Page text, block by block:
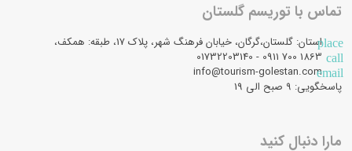
تماس با توریسم گلستان
placeاستان: گلستان،گرگان، خیابان فرهنگ شهر، پلاک 17، طبقه: همکف،
call
email
info@tourism-golestan.com
پاسخگویی: ۹ صبح الی 19
مارا دنبال کنید